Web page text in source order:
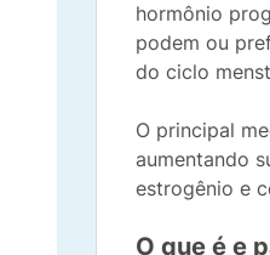
hormônio
podem ou
do ciclo
O principal
aumentando
estrogênio e
O que é e